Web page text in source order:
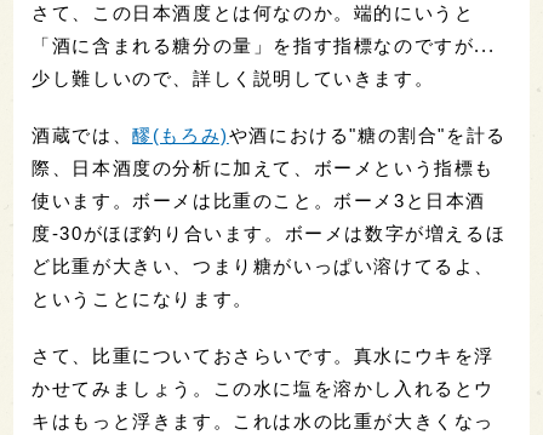
さて、この日本酒度とは何なのか。端的にいうと
「酒に含まれる糖分の量」を指す指標なのですが...
少し難しいので、詳しく説明していきます。
酒蔵では、醪(もろみ)や酒における"糖の割合"を計る
際、日本酒度の分析に加えて、ボーメという指標も
使います。ボーメは比重のこと。ボーメ3と日本酒
度-30がほぼ釣り合います。ボーメは数字が増えるほ
ど比重が大きい、つまり糖がいっぱい溶けてるよ、
ということになります。
さて、比重についておさらいです。真水にウキを浮
かせてみましょう。この水に塩を溶かし入れるとウ
キはもっと浮きます。これは水の比重が大きくなっ